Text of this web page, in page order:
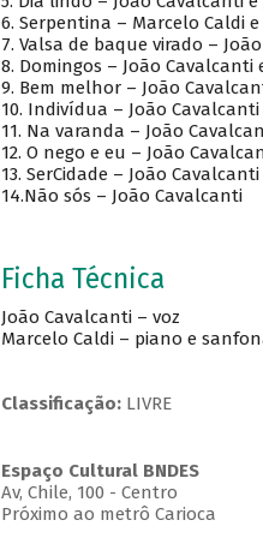
6. Serpentina – Marcelo Caldi e
7. Valsa de baque virado –
8. Domingos – João Cavalcanti
9. Bem melhor – João
10. Indivídua – João
11. Na varanda – João
12. O nego e eu – João
13. SerCidade – João
14.Não sós – João Cavalcanti
Ficha Técnica
João Cavalcanti – voz
Marcelo Caldi – piano e
Classificação: LIVRE
Espaço Cultural BNDES
Av, Chile, 100 - Centro
Próximo ao metrô Carioca